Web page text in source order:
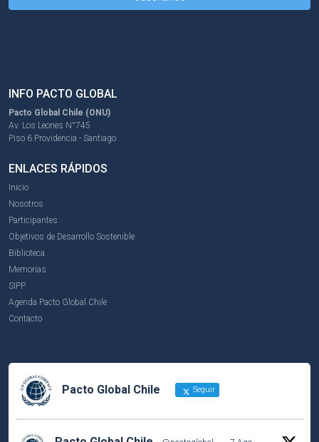
INFO PACTO GLOBAL
Pacto Global Chile (ONU)
Av. Los Leones N°745
Piso 6 Providencia - Santiago
ENLACES RÁPIDOS
Inicio
Nosotros
Participantes
Objetivos de Desarrollo Sostenible
Biblioteca
Memorias
SIPP
Agenda Pacto Global Chile
Contacto
Pacto Global Chile Seguir